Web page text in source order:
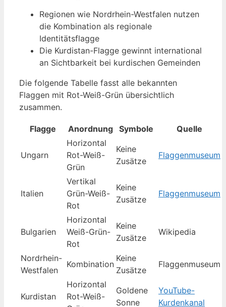
Regionen wie Nordrhein-Westfalen nutzen
die Kombination als regionale
Identitätsflagge
Die Kurdistan-Flagge gewinnt international
an Sichtbarkeit bei kurdischen Gemeinden
Die folgende Tabelle fasst alle bekannten
Flaggen mit Rot-Weiß-Grün übersichtlich
zusammen.
Flagge Anordnung Symbole Quelle
Ungarn
Horizontal
Rot-Weiß-
Grün
Keine
Zusätze
Flaggenmuseum
Italien
Vertikal
Grün-Weiß-
Rot
Keine
Zusätze
Flaggenmuseum
Bulgarien
Horizontal
Weiß-Grün-
Rot
Keine
Zusätze
Wikipedia
Nordrhein-
Westfalen
Kombination
Keine
Zusätze
Flaggenmuseum
Kurdistan
Horizontal
Rot-Weiß-
Goldene
Sonne
YouTube-
Kurdenkanal